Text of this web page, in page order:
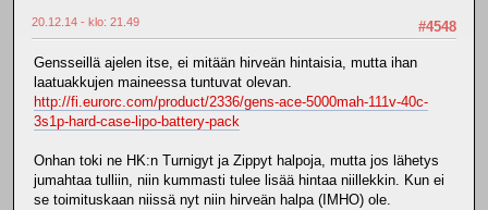
#4548
20.12.14 - klo: 21.49
Gensseillä ajelen itse, ei mitään hirveän hintaisia, mutta ihan
laatuakkujen maineessa tuntuvat olevan.
http://fi.eurorc.com/product/2336/gens-ace-5000mah-111v-40c-
3s1p-hard-case-lipo-battery-pack
Onhan toki ne HK:n Turnigyt ja Zippyt halpoja, mutta jos lähetys
jumahtaa tulliin, niin kummasti tulee lisää hintaa niillekkin. Kun ei
se toimituskaan niissä nyt niin hirveän halpa (IMHO) ole.